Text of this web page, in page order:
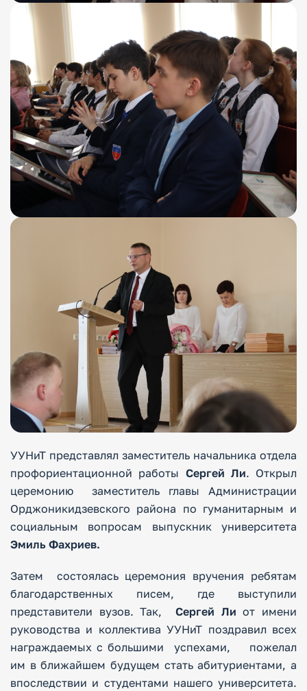
УУНиТ представлял заместитель начальника отдела
профориентационной работы Сергей Ли. Открыл
церемонию заместитель главы Администрации
Орджоникидзевского района по гуманитарным и
социальным вопросам выпускник университета
Эмиль Фахриев.
Затем состоялась церемония вручения ребятам
благодарственных писем, где выступили
представители вузов. Так, Сергей Лиот имени
руководства и коллектива УУНиТ поздравил всех
награждаемых с большими успехами, пожелал
им в ближайшем будущем стать абитуриентами, а
впоследствии и студентами нашего университета.